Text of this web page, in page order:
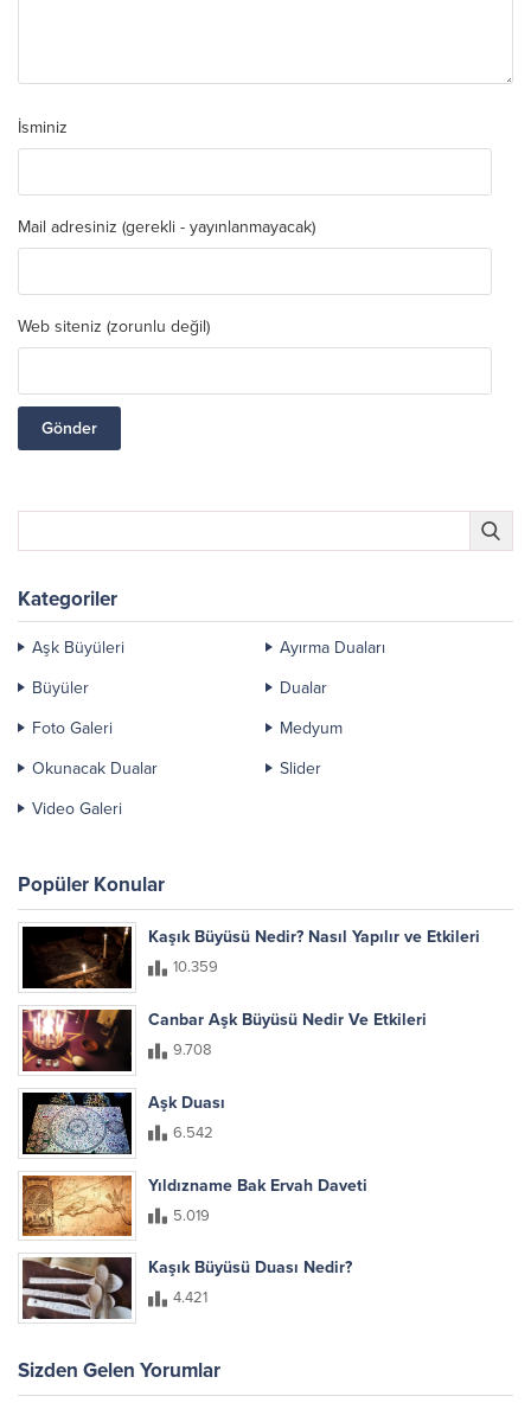
İsminiz
Mail adresiniz (gerekli - yayınlanmayacak)
Web siteniz (zorunlu değil)
Kategoriler
Aşk Büyüleri
Ayırma Duaları
Büyüler
Dualar
Foto Galeri
Medyum
Okunacak Dualar
Slider
Video Galeri
Popüler Konular
Kaşık Büyüsü Nedir? Nasıl Yapılır ve Etkileri
10.359
Canbar Aşk Büyüsü Nedir Ve Etkileri
9.708
Aşk Duası
6.542
Yıldızname Bak Ervah Daveti
5.019
Kaşık Büyüsü Duası Nedir?
4.421
Sizden Gelen Yorumlar